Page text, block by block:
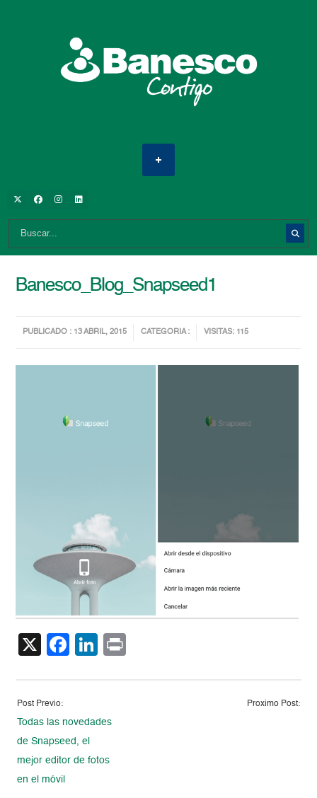
Banesco_Blog_Snapseed1
PUBLICADO : 13 ABRIL, 2015 CATEGORIA : VISITAS: 115
X Facebook
LinkedIn
Post Previo:
Todas las novedades
de Snapseed, el
mejor editor de fotos
en el móvil
Proximo Post: